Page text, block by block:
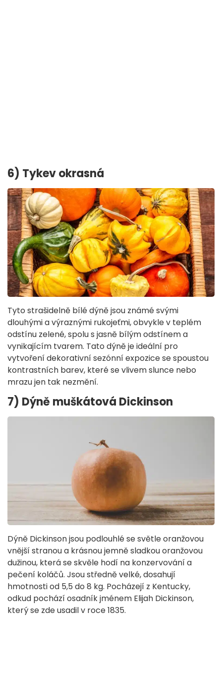
6) Tykev okrasná
Tyto strašidelně bílé dýně jsou známé svými
dlouhými a výraznými rukojeťmi, obvykle v teplém
odstínu zelené, spolu s jasně bílým odstínem a
vynikajícím tvarem. Tato dýně je ideální pro
vytvoření dekorativní sezónní expozice se spoustou
kontrastních barev, které se vlivem slunce nebo
mrazu jen tak nezmění.
7) Dýně muškátová Dickinson
Dýně Dickinson jsou podlouhlé se světle oranžovou
vnější stranou a krásnou jemně sladkou oranžovou
dužinou, která se skvěle hodí na konzervování a
pečení koláčů. Jsou středně velké, dosahují
hmotnosti od 5,5 do 8 kg. Pocházejí z Kentucky,
odkud pochází osadník jménem Elijah Dickinson,
který se zde usadil v roce 1835.